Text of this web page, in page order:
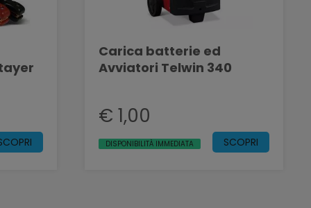
Carica batterie ed
Avviatori Telwin 340
€ 1,00
DISPONIBILITÀ IMMEDIATA SCOPRI